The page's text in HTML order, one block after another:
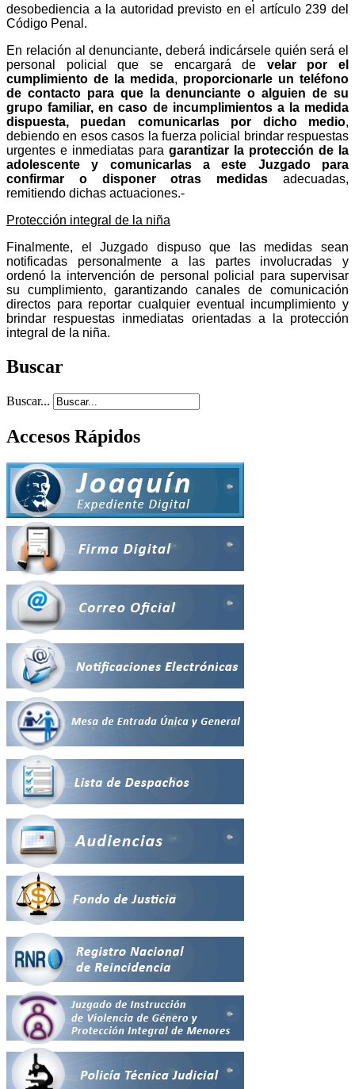
desobediencia a la autoridad previsto en el artículo 239 del
Código Penal.
En relación al denunciante, deberá indicársele quién será el
personal policial que se encargará de velar por el
cumplimiento de la medida, proporcionarle un teléfono
de contacto para que la denunciante o alguien de su
grupo familiar, en caso de incumplimientos a la medida
dispuesta, puedan comunicarlas por dicho medio,
debiendo en esos casos la fuerza policial brindar respuestas
urgentes e inmediatas para garantizar la protección de la
adolescente y comunicarlas a este Juzgado para
confirmar o disponer otras medidas adecuadas,
remitiendo dichas actuaciones.-
Protección integral de la niña
Finalmente, el Juzgado dispuso que las medidas sean
notificadas personalmente a las partes involucradas y
ordenó la intervención de personal policial para supervisar
su cumplimiento, garantizando canales de comunicación
directos para reportar cualquier eventual incumplimiento y
brindar respuestas inmediatas orientadas a la protección
integral de la niña.
Buscar
Buscar...
Accesos Rápidos